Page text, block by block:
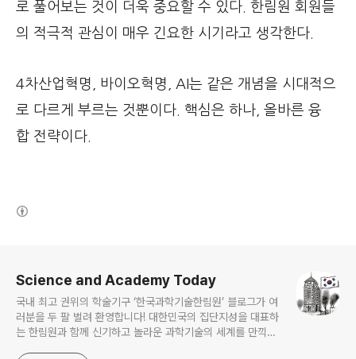
로 풀어보는 것이 더욱 중요할 수 있다. 한림원 회원들
의 적극적 관심이 매우 긴요한 시기라고 생각한다.
4차산업혁명, 바이오혁명, AI는 같은 개념을 시대적으
로 다르게 부르는 것뿐이다. 핵심은 하나, 올바른 융
합 전략이다.
Science and Academy Today
국내 최고 권위의 학술기구 ‘한국과학기술한림원’ 블로그가 여
러분을 두 팔 벌려 환영합니다! 대한민국의 집단지성을 대표하
는 한림원과 함께 신기하고 놀라운 과학기술의 세계를 만끽하